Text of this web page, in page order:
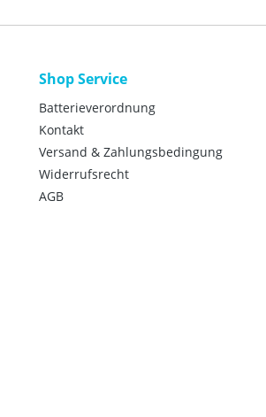
Shop Service
Batterieverordnung
Kontakt
Versand & Zahlungsbedingung
Widerrufsrecht
AGB